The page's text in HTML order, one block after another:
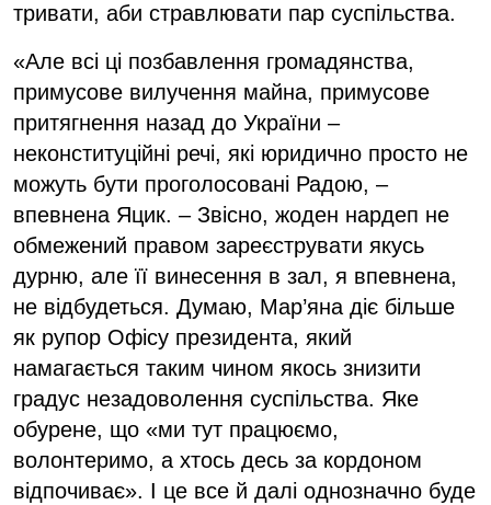
тривати, аби стравлювати пар суспільства.
«Але всі ці позбавлення громадянства,
примусове вилучення майна, примусове
притягнення назад до України –
неконституційні речі, які юридично просто не
можуть бути проголосовані Радою, –
впевнена Яцик. – Звісно, жоден нардеп не
обмежений правом зареєструвати якусь
дурню, але її винесення в зал, я впевнена,
не відбудеться. Думаю, Мар’яна діє більше
як рупор Офісу президента, який
намагається таким чином якось знизити
градус незадоволення суспільства. Яке
обурене, що «ми тут працюємо,
волонтеримо, а хтось десь за кордоном
відпочиває». І це все й далі однозначно буде